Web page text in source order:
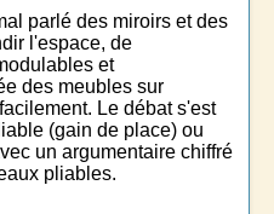
parlé des miroirs et des
l'espace, de
et
des meubles sur
Le débat s'est
(gain de place) ou
un argumentaire chiffré
pliables.